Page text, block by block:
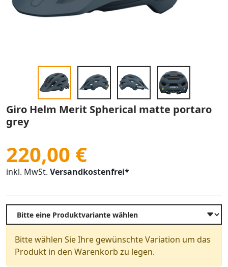
Giro Helm Merit Spherical matte portaro
grey
220,00 €
inkl. MwSt. Versandkostenfrei*
Bitte wählen Sie Ihre gewünschte Variation um das
Produkt in den Warenkorb zu legen.